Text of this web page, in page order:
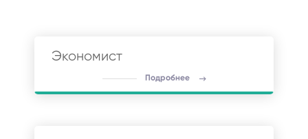
Экономист
Подробнее